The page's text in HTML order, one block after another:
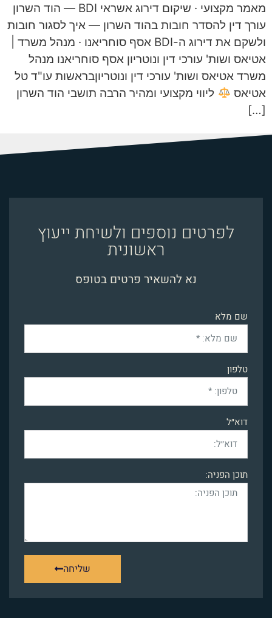
מאמר מקצועי · שיקום דירוג אשראי BDI — הוד השרון
עורך דין להסדר חובות בהוד השרון — איך לסגור חובות
ולשקם את דירוג ה-BDI אסף סוחריאנו · מנהל משרד |
אטיאס ושות' עורכי דין ונוטריון אסף סוחריאנו מנהל
משרד אטיאס ושות' עורכי דין ונוטריוןבראשות עו"ד טל
אטיאס
ליווי מקצועי ומהיר הרבה תושבי הוד השרון
[…]
לפרטים נוספים ולשיחת ייעוץ
ראשונית
נא להשאיר פרטים בטופס
שם מלא
טלפון
דוא״ל
תוכן הפניה:
שליחה